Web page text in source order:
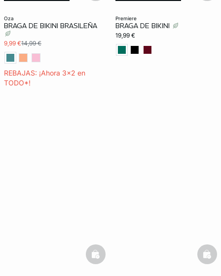
oza
BRAGA DE BIKINI BRASILEÑA
9,99 €14,99 €
REBAJAS: ¡Ahora 3x2 en
TODO*!
premiere
BRAGA DE BIKINI
19,99 €
basketfull